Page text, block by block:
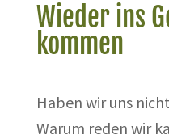
Wieder ins
kommen
Haben wir uns
Warum reden wir